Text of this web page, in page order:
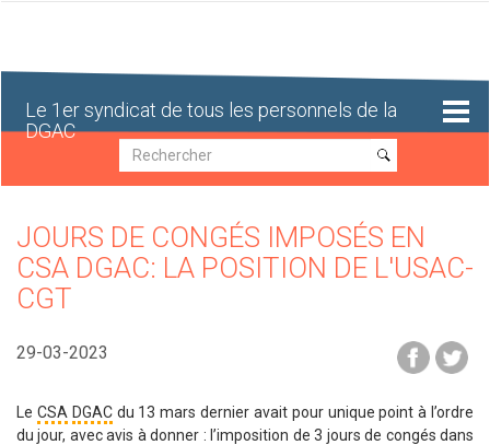
Le 1er syndicat de tous les personnels de la
DGAC
Recherche
Recherche
JOURS DE CONGÉS IMPOSÉS EN
CSA DGAC: LA POSITION DE L'USAC-
CGT
29-03-2023
Le CSA DGACdu 13 mars dernier avait pour unique point à l’ordre
du jour, avec avis à donner : l’imposition de 3 jours de congés dans